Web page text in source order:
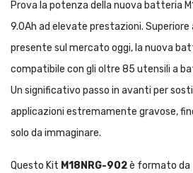
Prova la potenza della nuova batteria
9.0Ah ad elevate prestazioni.
presente sul mercato oggi, la nuova
compatibile con gli oltre 85 utensili a
Un significativo passo in avanti per
applicazioni estremamente gravose,
solo da immaginare.
Questo Kit M18NRG-902è formato da